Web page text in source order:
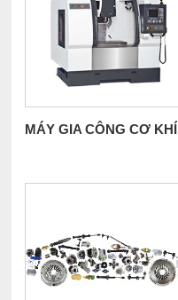
MÁY GIA CÔNG CƠ KHÍ